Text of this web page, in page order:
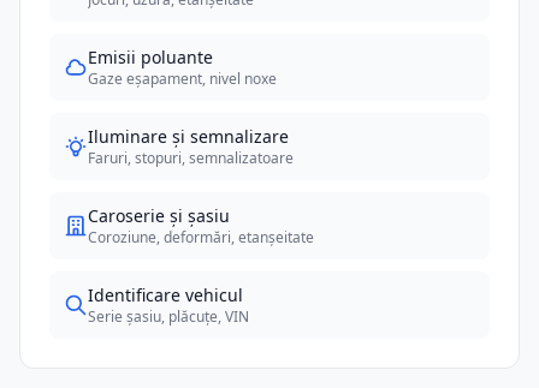
Emisii poluante
Gaze eșapament, nivel noxe
Iluminare și semnalizare
Faruri, stopuri, semnalizatoare
Caroserie și șasiu
Coroziune, deformări, etanșeitate
Identificare vehicul
Serie șasiu, plăcuțe, VIN